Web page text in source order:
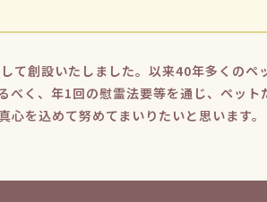
て創設いたしました。以来40年多くのペ
く、年1回の慰霊法要等を通じ、ペット
を込めて努めてまいりたいと思います。